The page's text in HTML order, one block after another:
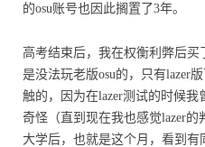
的osu账号也因此搁置了3年。
高考结束后，我在权衡利弊后买
是没法玩老版osu的，只有lazer
触的，因为在lazer测试的时候我
奇怪（直到现在我也感觉lazer的
大学后，也就是这个月，看到有